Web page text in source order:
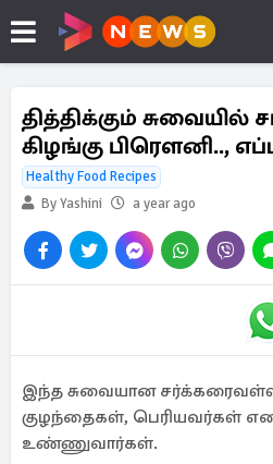
தித்திக்கும்
கிழங்கு பிரௌனி..,
Healthy Food Recipes
By Yashini
a year ago
இந்த சுவையான
குழந்தைகள், பெரியவர்கள்
உண்ணுவார்கள்.